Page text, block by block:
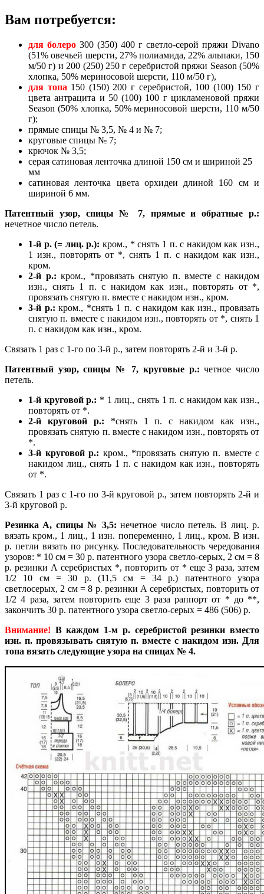
Вам потребуется:
для болеро 300 (350) 400 г светло-серой пряжи Divano
(51% овечьей шерсти, 27% полиамида, 22% альпаки, 150
м/50 г) и 200 (250) 250 г серебристой пряжи Season (50%
хлопка, 50% мериносовой шерсти, 110 м/50 г),
для топа 150 (150) 200 г серебристой, 100 (100) 150 г
цвета антрацита и 50 (100) 100 г цикламеновой пряжи
Season (50% хлопка, 50% мериносовой шерсти, 110 м/50
г);
прямые спицы № 3,5, № 4 и № 7;
круговые спицы № 7;
крючок № 3,5;
серая сатиновая ленточка длиной 150 см и шириной 25
мм
сатиновая ленточка цвета орхидеи длиной 160 см и
шириной 6 мм.
Патентный узор, спицы № 7, прямые и обратные р.:
нечетное число петель.
1-й р. (= лиц. р.): кром., * снять 1 п. с накидом как изн.,
1 изн., повторять от *, снять 1 п. с накидом как изн.,
кром.
2-й р.: кром., *провязать снятую п. вместе с накидом
изн., снять 1 п. с накидом как изн., повторять от *,
провязать снятую п. вместе с накидом изн., кром.
3-й р.: кром., *снять 1 п. с накидом как изн., провязать
снятую п. вместе с накидом изн., повторять от *, снять 1
п. с накидом как изн., кром.
Связать 1 раз с 1-го по 3-й р., затем повторять 2-й и 3-й р.
Патентный узор, спицы № 7, круговые р.: четное число
петель.
1-й круговой р.: * 1 лиц., снять 1 п. с накидом как изн.,
повторять от *.
2-й круговой р.: *снять 1 п. с накидом как изн.,
провязать снятую п. вместе с накидом изн., повторять от
*.
3-й круговой р.: кром., *провязать снятую п. вместе с
накидом лиц., снять 1 п. с накидом как изн., повторять
от *.
Связать 1 раз с 1-го по 3-й круговой р., затем повторять 2-й и
3-й круговой р.
Резинка А, спицы № 3,5: нечетное число петель. В лиц. р.
вязать кром., 1 лиц., 1 изн. попеременно, 1 лиц., кром. В изн.
р. петли вязать по рисунку. Последовательность чередования
узоров: * 10 см = 30 р. патентного узора светло-серых, 2 см = 8
р. резинки А серебристых *, повторить от * еще 3 раза, затем
1/2 10 см = 30 р. (11,5 см = 34 р.) патентного узора
светлосерых, 2 см = 8 р. резинки А серебристых, повторить от
1/2 4 раза, затем повторить еще 3 раза раппорт от * до **,
закончить 30 р. патентного узора светло-серых = 486 (506) р.
Внимание! В каждом 1-м р. серебристой резинки вместо
изн. п. провязывать снятую п. вместе с накидом изн. Для
топа вязать следующие узора на спицах № 4.